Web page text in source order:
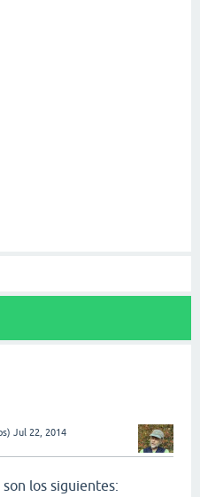
Jul 22, 2014
los siguientes: